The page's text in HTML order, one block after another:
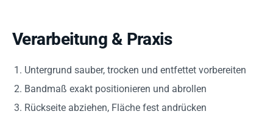
Verarbeitung & Praxis
Untergrund sauber, trocken und entfettet vorbereiten
Bandmaß exakt positionieren und abrollen
Rückseite abziehen, Fläche fest andrücken